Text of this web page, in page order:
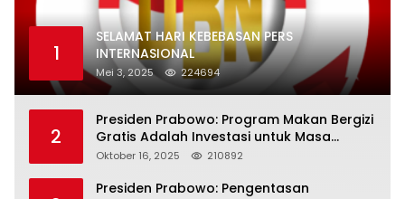
1
SELAMAT HARI KEBEBASAN PERS
INTERNASIONAL
Mei 3, 2025 224694
2
Presiden Prabowo: Program Makan Bergizi
Gratis Adalah Investasi untuk Masa
Depan Bangsa
Oktober 16, 2025 210892
Presiden Prabowo: Pengentasan